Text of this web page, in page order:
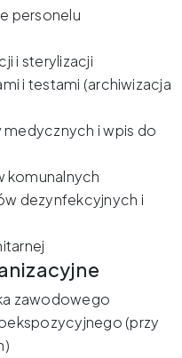
personelu
i sterylizacji
i testami (archiwizacja
i wpis do
komunalnych
dezynfekcyjnych i
zawodowego
(przy